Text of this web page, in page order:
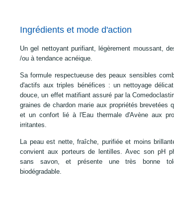
Ingrédients et mode d'action
Un gel nettoyant purifiant, légèrement moussant,
/ou à tendance acnéique.
Sa formule respectueuse des peaux sensibles
d'actifs aux triples bénéfices : un nettoyage
douce, un effet matifiant assuré par la
graines de chardon marie aux propriétés brevetées
et un confort lié à l'Eau thermale d'Avène aux
irritantes.
La peau est nette, fraîche, purifiée et moins
convient aux porteurs de lentilles. Avec son pH
sans savon, et présente une très bonne
biodégradable.